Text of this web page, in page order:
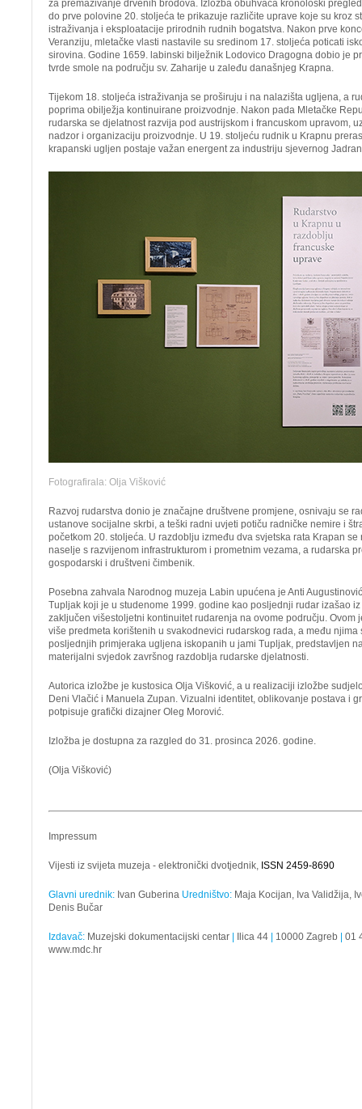
za premazivanje drvenih brodova. Izložba obuhvaća kronološki
do prve polovine 20. stoljeća te prikazuje različite uprave koje su kroz
istraživanja i eksploatacije prirodnih rudnih bogatstva. Nakon prve
Veranziju, mletačke vlasti nastavile su sredinom 17. stoljeća poticati
sirovina. Godine 1659. labinski bilježnik Lodovico Dragogna dobio je
tvrde smole na području sv. Zaharije u zaleđu današnjeg Krapna.
Tijekom 18. stoljeća istraživanja se proširuju i na nalazišta ugljena, a
poprima obilježja kontinuirane proizvodnje. Nakon pada Mletačke
rudarska se djelatnost razvija pod austrijskom i francuskom upravom,
nadzor i organizaciju proizvodnje. U 19. stoljeću rudnik u Krapnu
krapanski ugljen postaje važan energent za industriju sjevernog
Fotografirala: Olja Višković
Razvoj rudarstva donio je značajne društvene promjene, osnivaju se
ustanove socijalne skrbi, a teški radni uvjeti potiču radničke nemire i
početkom 20. stoljeća. U razdoblju između dva svjetska rata Krapan
naselje s razvijenom infrastrukturom i prometnim vezama, a rudarska
gospodarski i društveni čimbenik.
Posebna zahvala Narodnog muzeja Labin upućena je Anti
Tupljak koji je u studenome 1999. godine kao posljednji rudar izašao
zaključen višestoljetni kontinuitet rudarenja na ovome području. Ovom
više predmeta korištenih u svakodnevici rudarskog rada, a među njima
posljednjih primjeraka ugljena iskopanih u jami Tupljak, predstavljen
materijalni svjedok završnog razdoblja rudarske djelatnosti.
Autorica izložbe je kustosica Olja Višković, a u realizaciji izložbe
Deni Vlačić i Manuela Zupan. Vizualni identitet, oblikovanje postava i
potpisuje grafički dizajner Oleg Morović.
Izložba je dostupna za razgled do 31. prosinca 2026. godine.
(Olja Višković)
Impressum
Vijesti iz svijeta muzeja - elektronički dvotjednik, ISSN 2459-8690
Glavni urednik: Ivan Guberina Uredništvo: Maja Kocijan, Iva Validžija,
Denis Bučar
Izdavač: Muzejski dokumentacijski centar Ilica 44 10000 Zagreb
01
www.mdc.hr